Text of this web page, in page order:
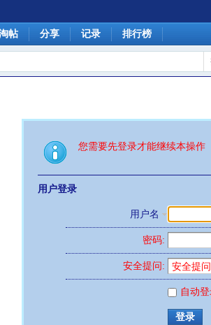
帖 分享 记录 排行榜
您需要先登录才能继续本操作
用户登录
用户名
密码:
安全提问:
自动
登录